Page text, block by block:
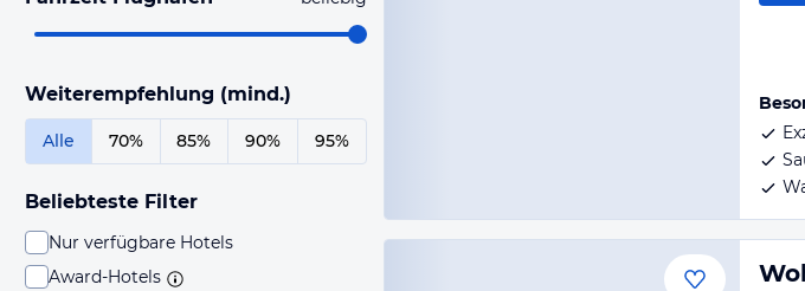
Weiterempfehlung (mind.)
Alle 70% 85% 90% 95%
Beliebteste Filter
Nur verfügbare Hotels
Award-Hotels